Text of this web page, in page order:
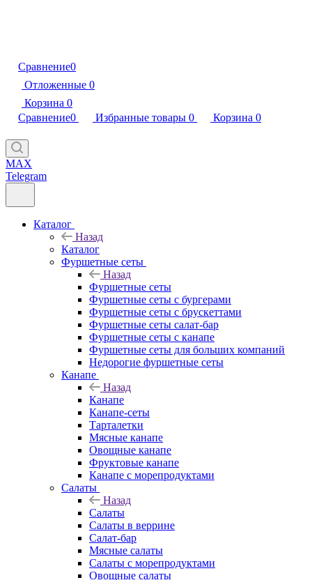
Сравнение0
Отложенные 0
Корзина 0
Сравнение0 Избранные товары 0 Корзина 0
MAX
Telegram
Каталог
Назад
Каталог
Фуршетные сеты
Назад
Фуршетные сеты
Фуршетные сеты с бургерами
Фуршетные сеты с брускеттами
Фуршетные сеты салат-бар
Фуршетные сеты с канапе
Фуршетные сеты для больших компаний
Недорогие фуршетные сеты
Канапе
Назад
Канапе
Канапе-сеты
Тарталетки
Мясные канапе
Овощные канапе
Фруктовые канапе
Канапе с морепродуктами
Салаты
Назад
Салаты
Салаты в веррине
Салат-бар
Мясные салаты
Салаты с морепродуктами
Овощные салаты